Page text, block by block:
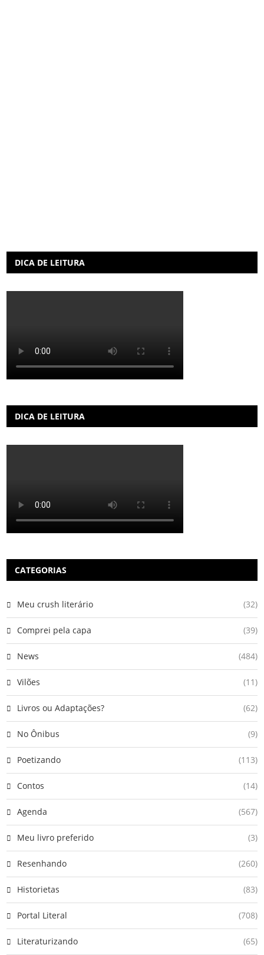
DICA DE LEITURA
DICA DE LEITURA
CATEGORIAS
Meu crush literário (32)
Comprei pela capa (39)
News (484)
Vilões (11)
Livros ou Adaptações? (62)
No Ônibus (9)
Poetizando (113)
Contos (14)
Agenda (567)
Meu livro preferido (3)
Resenhando (260)
Historietas (83)
Portal Literal (708)
Literaturizando (65)